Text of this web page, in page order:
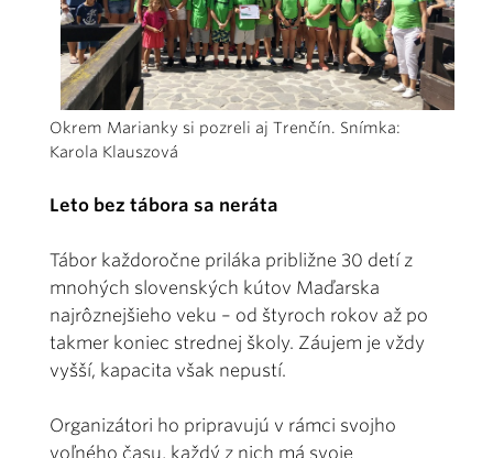
Okrem Marianky si pozreli aj Trenčín. Snímka:
Karola Klauszová
Leto bez tábora sa neráta
Tábor každoročne priláka približne 30 detí z
mnohých slovenských kútov Maďarska
najrôznejšieho veku – od štyroch rokov až po
takmer koniec strednej školy. Záujem je vždy
vyšší, kapacita však nepustí.
Organizátori ho pripravujú v rámci svojho
voľného času, každý z nich má svoje